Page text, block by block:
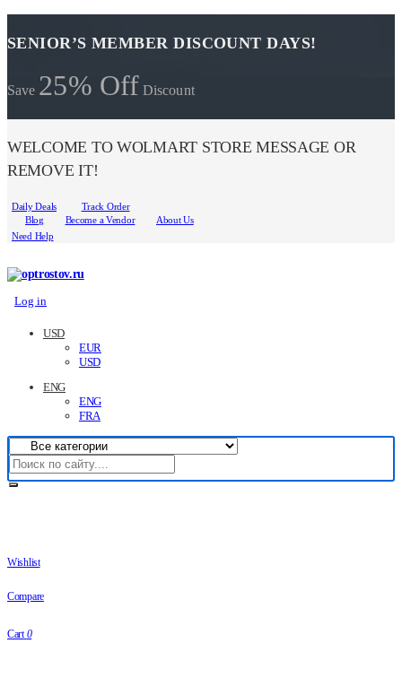
SENIOR’S MEMBER DISCOUNT DAYS!
Save 25% Off Discount
WELCOME TO WOLMART STORE MESSAGE OR
REMOVE IT!
Daily Deals
Track Order
Blog
Become a Vendor
About Us
Need Help
Log in
USD
EUR
USD
ENG
ENG
FRA
Wishlist
Compare
Cart 0